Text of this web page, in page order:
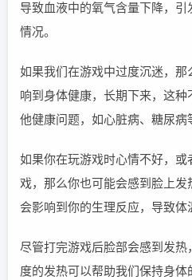
导致血液中的氧气含量下降，
情况。
如果我们在游戏中过度沉迷，
响到身体健康，长期下来，这
他健康问题，如心脏病、糖尿病
如果你在玩游戏时心情不好，
戏，那么你也可能会感到脸上
会影响到你的生理反应，导致体
尽管打完游戏后脸部会感到发
度的发热可以帮助我们保持身